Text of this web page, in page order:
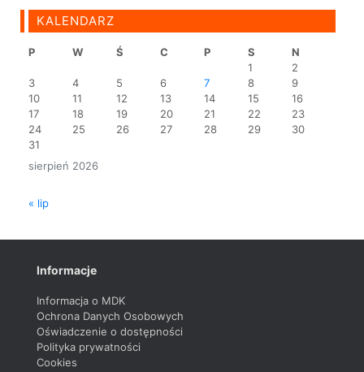
KALENDARZ
sierpień 2026
P W Ś C P S
N
1
2
3
4 5 6 7 8
9
10
11 12 13 14 15
16
17
18 19 20 21 22
23
24
25 26 27 28 29
30
31
« lip
Informacje
Informacja o MDK
Ochrona Danych Osobowych
Oświadczenie o dostępności
Polityka prywatności
Cookies